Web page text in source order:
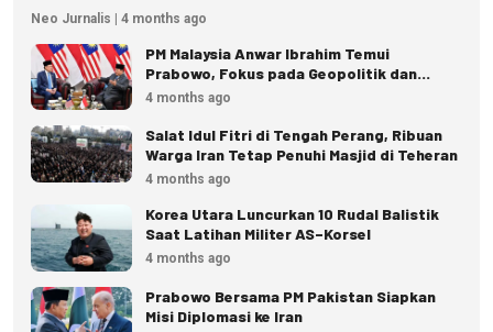
Neo Jurnalis | 4 months ago
PM Malaysia Anwar Ibrahim Temui
Prabowo, Fokus pada Geopolitik dan
Ekonomi
4 months ago
Salat Idul Fitri di Tengah Perang, Ribuan
Warga Iran Tetap Penuhi Masjid di Teheran
4 months ago
Korea Utara Luncurkan 10 Rudal Balistik
Saat Latihan Militer AS–Korsel
4 months ago
Prabowo Bersama PM Pakistan Siapkan
Misi Diplomasi ke Iran